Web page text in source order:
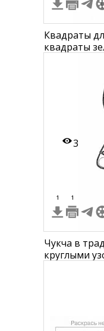
Квадраты
квадраты
3
1 1
Чукча в
круглыми